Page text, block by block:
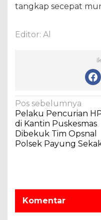
tangkap secepat
Editor: Al
N
a
v
i
s
Pos sebelumnya
Pelaku Pencurian
di Kantin Puskesmas
Dibekuk Tim Opsnal
Polsek Payung
Komentar